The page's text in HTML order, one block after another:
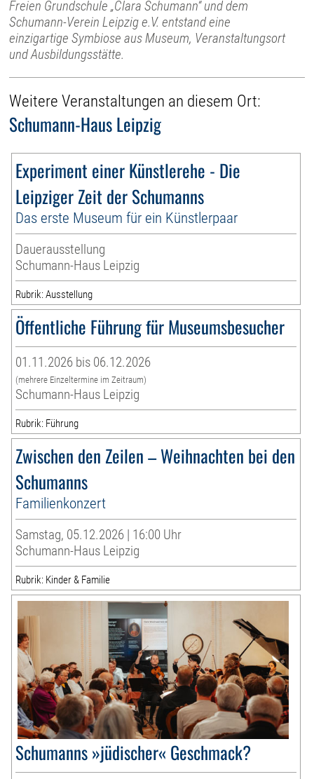
Freien Grundschule „Clara Schumann“ und dem
Schumann-Verein Leipzig e.V. entstand eine
einzigartige Symbiose aus Museum, Veranstaltungsort
und Ausbildungsstätte.
Weitere Veranstaltungen an diesem Ort:
Schumann-Haus Leipzig
Experiment einer Künstlerehe - Die
Leipziger Zeit der Schumanns
Das erste Museum für ein Künstlerpaar
Dauerausstellung
Schumann-Haus Leipzig
Rubrik: Ausstellung
Öffentliche Führung für Museumsbesucher
01.11.2026 bis 06.12.2026
(mehrere Einzeltermine im Zeitraum)
Schumann-Haus Leipzig
Rubrik: Führung
Zwischen den Zeilen – Weihnachten bei den
Schumanns
Familienkonzert
Samstag, 05.12.2026 | 16:00 Uhr
Schumann-Haus Leipzig
Rubrik: Kinder & Familie
Schumanns »jüdischer« Geschmack?